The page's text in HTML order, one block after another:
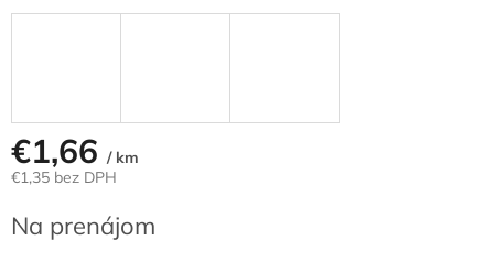
€1,66 / km
€1,35 bez DPH
cena:
Na prenájom